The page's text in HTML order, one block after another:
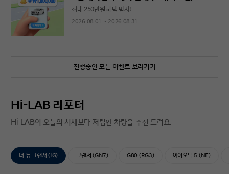
최대 250만원 혜택 받자!
2026.08.01 ~ 2026.08.31
진행중인 모든 이벤트 보러가기
Hi-LAB 리포터
Hi-LAB이 오늘의 시세보다 저렴한 차량을 추천 드려요.
더 뉴 그랜저 (IG) 그랜저 (GN7) G80 (RG3) 아이오닉 5 (NE)